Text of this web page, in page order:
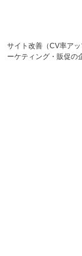
サイト改善（CV率ア
ーケティング・販促の